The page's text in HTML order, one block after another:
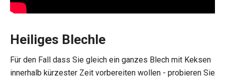
Heiliges Blechle
Für den Fall dass Sie gleich ein ganzes Blech mit Keksen
innerhalb kürzester Zeit vorbereiten wollen - probieren Sie